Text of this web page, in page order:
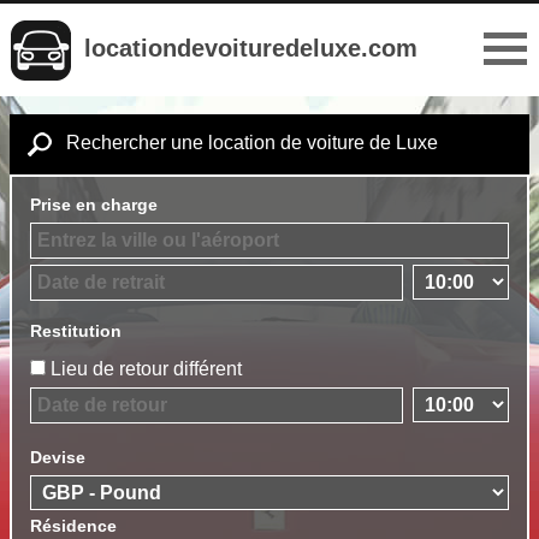
locationdevoituredeluxe.com
Rechercher une location de voiture de Luxe
Prise en charge
Restitution
Lieu de retour différent
Devise
Résidence